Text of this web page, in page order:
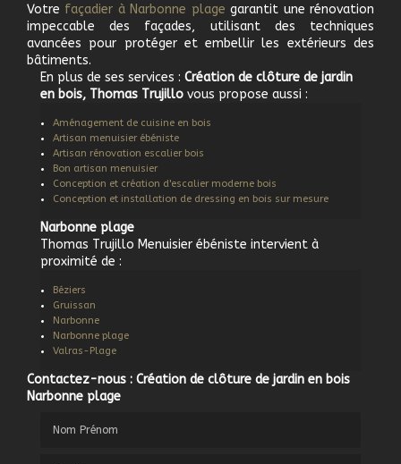
Votre façadier à Narbonne plage garantit une rénovation
impeccable des façades, utilisant des techniques
avancées pour protéger et embellir les extérieurs des
bâtiments.
En plus de ses services : Création de clôture de jardin
en bois, Thomas Trujillo vous propose aussi :
Aménagement de cuisine en bois
Artisan menuisier ébéniste
Artisan rénovation escalier bois
Bon artisan menuisier
Conception et création d'escalier moderne bois
Conception et installation de dressing en bois sur mesure
Narbonne plage
Thomas Trujillo Menuisier ébéniste intervient à
proximité de :
Béziers
Gruissan
Narbonne
Narbonne plage
Valras-Plage
Contactez-nous : Création de clôture de jardin en bois
Narbonne plage